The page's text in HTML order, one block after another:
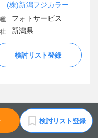
検討リスト登録
(株)新潟フジカラー
フォトサービス
新潟県
検討リスト登録